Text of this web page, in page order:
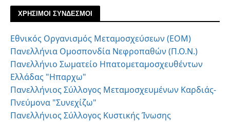
ΧΡΗΣΙΜΟΙ ΣΥΝΔΕΣΜΟΙ
Εθνικός Οργανισμός Μεταμοσχεύσεων (ΕΟΜ)
Πανελλήνια Ομοσπονδία Νεφροπαθών (Π.Ο.Ν.)
Πανελλήνιο Σωματείο Ηπατομεταμοσχευθέντων
Ελλάδας "Ηπαρχω"
Πανελλήνιος Σύλλογος Μεταμοσχευμένων Καρδιάς-
Πνεύμονα "Συνεχίζω"
Πανελλήνιος Σύλλογος Κυστικής Ίνωσης